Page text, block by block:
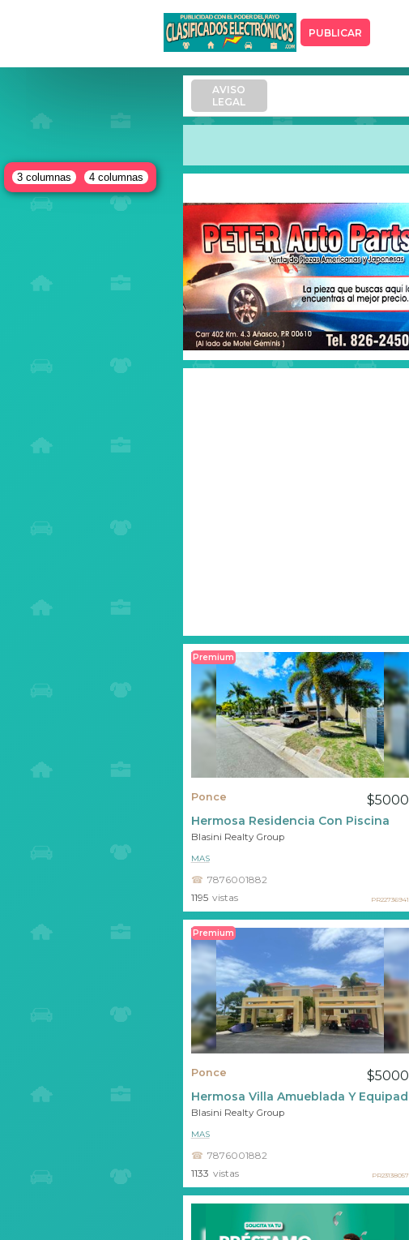
PUBLICAR
3 columnas 4 columnas
Premium
Ponce $5000
Hermosa Residencia Con Piscina
Blasini Realty Group
7876001882
MAS
1195 vistas PR22736941
Premium
Ponce $5000
Hermosa Villa Amueblada Y Equipada
Blasini Realty Group
7876001882
MAS
1133 vistas PR23138057
AVISO
LEGAL